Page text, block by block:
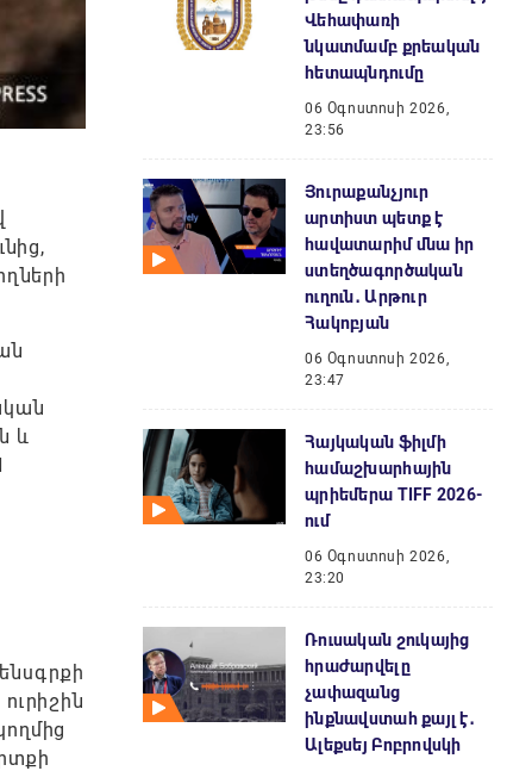
և
Վեհափառի
նկատմամբ քրեական
հետապնդումը
06 Օգոստոսի 2026,
23:56
Յուրաքանչյուր
արտիստ պետք է
հավատարիմ մնա իր
ստեղծագործական
ուղուն․ Արթուր
Հակոբյան
06 Օգոստոսի 2026,
23:47
Հայկական ֆիլմի
համաշխարհային
պրիեմերա TIFF 2026-
ում
06 Օգոստոսի 2026,
23:20
Ռուսական շուկայից
հրաժարվելը
չափազանց
ինքնավստահ քայլ է․
Ալեքսեյ Բոբրովսկի